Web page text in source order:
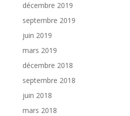
décembre 2019
septembre 2019
juin 2019
mars 2019
décembre 2018
septembre 2018
juin 2018
mars 2018